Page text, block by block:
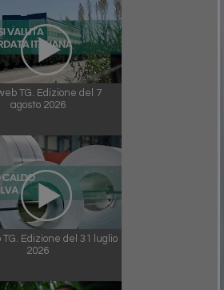
TG. Edizione del 7
agosto 2026
Edizione del 31 luglio
2026